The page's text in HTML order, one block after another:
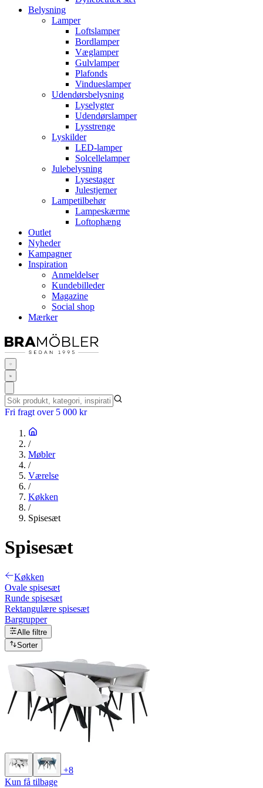
Belysning
Lamper
Loftslamper
Bordlamper
Væglamper
Gulvlamper
Plafonds
Vindueslamper
Udendørsbelysning
Lyselygter
Udendørslamper
Lysstrenge
Lyskilder
LED-lamper
Solcellelamper
Julebelysning
Lysestager
Julestjerner
Lampetilbehør
Lampeskærme
Loftophæng
Outlet
Nyheder
Kampagner
Inspiration
Anmeldelser
Kundebilleder
Magazine
Social shop
Mærker
Fri fragt over 5 000 kr
/
Møbler
/
Værelse
/
Køkken
/
Spisesæt
Spisesæt
Køkken
Ovale spisesæt
Runde spisesæt
Rektangulære spisesæt
Bargrupper
Alle filtre
Sorter
+8
Kun få tilbage